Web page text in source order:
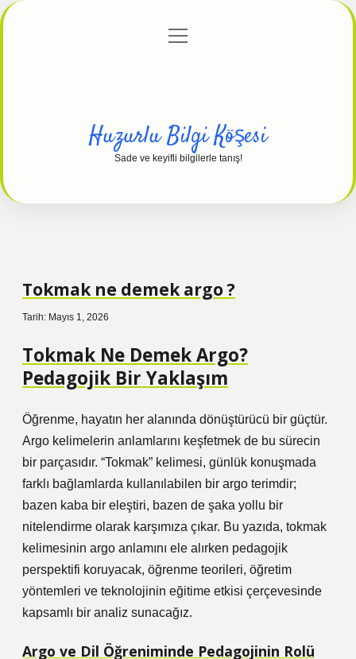
Gizlilik Politikası
menüyü
Huzurlu Bilgi Köşesi
Sade ve keyifli bilgilerle tanış!
Tokmak ne demek argo ?
Tarih: Mayıs 1, 2026
Tokmak Ne Demek Argo?
Pedagojik Bir Yaklaşım
Öğrenme, hayatın her alanında dönüştürücü bir güçtür.
Argo kelimelerin anlamlarını keşfetmek de bu sürecin
bir parçasıdır. “Tokmak” kelimesi, günlük konuşmada
farklı bağlamlarda kullanılabilen bir argo terimdir;
bazen kaba bir eleştiri, bazen de şaka yollu bir
nitelendirme olarak karşımıza çıkar. Bu yazıda, tokmak
kelimesinin argo anlamını ele alırken pedagojik
perspektifi koruyacak, öğrenme teorileri, öğretim
yöntemleri ve teknolojinin eğitime etkisi çerçevesinde
kapsamlı bir analiz sunacağız.
Argo ve Dil Öğreniminde Pedagojinin Rolü